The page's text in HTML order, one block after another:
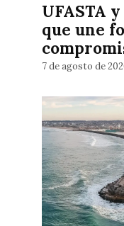
UFASTA
que une
7 de agosto de